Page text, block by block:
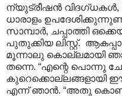
ന്യുട്രീഷൻ വിദഗ്ധകൾ,
ധാരാളം
സാമ്പാർ, ചപ്പാത്തി
പുതുക്കിയ ലിസ്റ്റ്.
മൂന്നാലു കൊല്ലമായി
തന്നെ. “എന്റെ പൊന്നു
കുറെക്കൊല്ലങ്ങളായി ഈ
എന്ന് ഞാൻ. “അതു